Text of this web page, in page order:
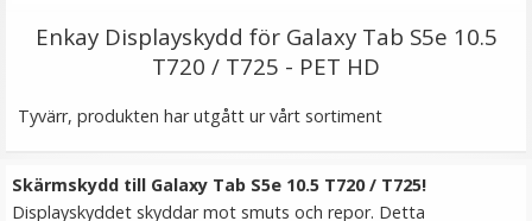
LÄGG I VARUKORG
Enkay Displayskydd för Galaxy Tab S5e 10.5
T720 / T725 - PET HD
Tyvärr, produkten har utgått ur vårt sortiment
Skärmskydd till Galaxy Tab S5e 10.5 T720 / T725!
Displayskyddet skyddar mot smuts och repor. Detta